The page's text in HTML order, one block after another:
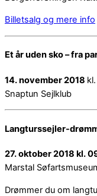
Billetsalg og mere info
Et år uden sko – fra
14. november 2018
Snaptun Sejlklub
Langturssejler-
27. oktober 2018 kl.
Marstal
Drømmer du om